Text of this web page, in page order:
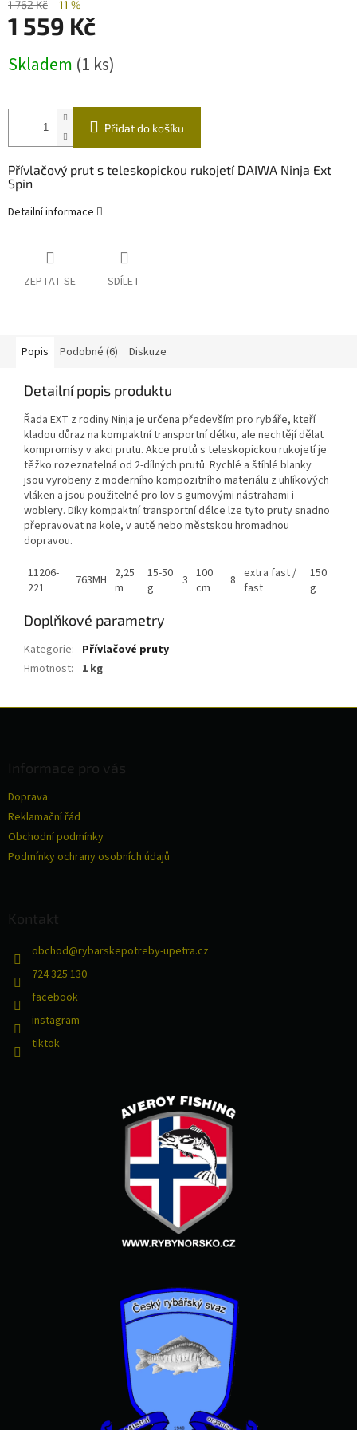
1 762 Kč –11 %
1 559 Kč
cena:
Skladem (1 ks)
Přidat do košíku
Přívlačový prut s teleskopickou rukojetí DAIWA Ninja Ext
Spin
Detailní informace
ZEPTAT SE SDÍLET
Popis Podobné (6) Diskuze
Detailní popis produktu
Řada EXT z rodiny Ninja je určena především pro rybáře, kteří
kladou důraz na kompaktní transportní délku, ale nechtějí dělat
kompromisy v akci prutu. Akce prutů s teleskopickou rukojetí je
těžko rozeznatelná od 2-dílných prutů. Rychlé a štíhlé blanky
jsou vyrobeny z moderního kompozitního materiálu z uhlíkových
vláken a jsou použitelné pro lov s gumovými nástrahami i
woblery. Díky kompaktní transportní délce lze tyto pruty snadno
přepravovat na kole, v autě nebo městskou hromadnou
dopravou.
11206-
221
763MH 2,25
m
15-50
g
3 100
cm
8 extra fast /
fast
150
g
Doplňkové parametry
Kategorie: Přívlačové pruty
Hmotnost: 1 kg
Informace pro vás
Doprava
Reklamační řád
Obchodní podmínky
Podmínky ochrany osobních údajů
Kontakt
obchod@rybarskepotreby-upetra.cz
724 325 130
facebook
instagram
tiktok